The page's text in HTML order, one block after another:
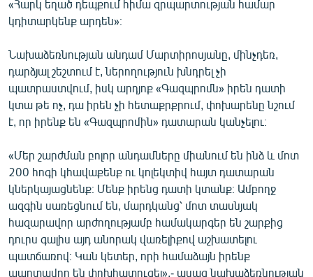
«Հարկ եղած դեպքում հիմա զրպարտության համար
կդիտարկենք արդեն»։
Նախաձեռնության անդամ Մարտիրոսյանը, մինչդեռ,
դարձյալ շեշտում է, ներողություն խնդրել չի
պատրաստվում, իսկ արդյոք «Գազպրոմն» իրեն դատի
կտա թե ոչ, դա իրեն չի հետաքրքրում, փոխարենը նշում
է, որ իրենք են «Գազպրոմին» դատարան կանչելու։
«Մեր շարժման բոլոր անդամները միանում են ինձ և մոտ
200 հոգի կհավաքենք ու կոլեկտիվ հայտ դատարան
կներկայացնենք։ Մենք իրենց դատի կտանք։ Ամբողջ
ազգին սառեցնում են, մարդկանց՝ մոտ տասնյակ
հազարավոր արժողությամբ համակարգեր են շարքից
դուրս գալիս այդ անորակ վառելիքով աշխատելու
պատճառով։ Կան կետեր, որի համաձայն իրենք
պարտավոր են փոխհատուցել»,- ասաց նախաձեռնության